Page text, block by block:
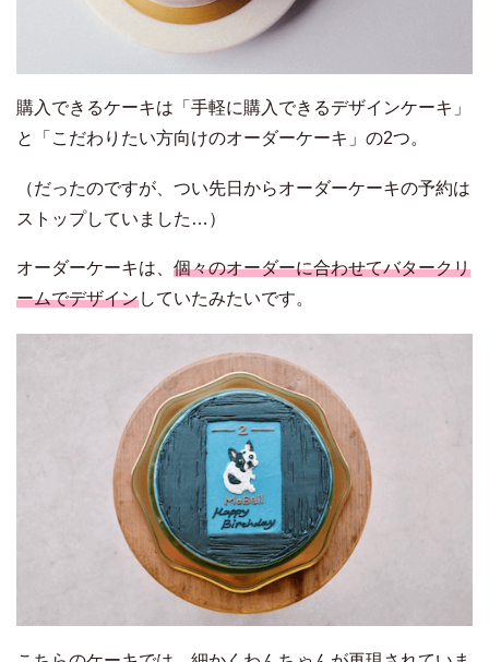
購入できるケーキは「手軽に購入できるデザインケーキ」
と「こだわりたい方向けのオーダーケーキ」の2つ。
（だったのですが、つい先日からオーダーケーキの予約は
ストップしていました…）
オーダーケーキは、 個々のオーダーに合わせてバタークリ
ームでデザインしていたみたいです。